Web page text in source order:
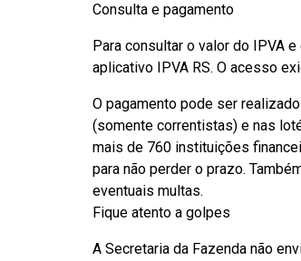
Consulta e pagamento
Para consultar o valor do IPVA
aplicativo IPVA RS. O acesso
O pagamento pode ser
(somente correntistas) e nas
mais de 760 instituições
para não perder o prazo.
eventuais multas.
Fique atento a golpes
A Secretaria da Fazenda não